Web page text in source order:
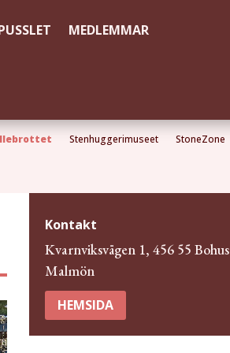
MEDLEMMAR
Stenhuggerimuseet StoneZone
Kontakt
Kvarnviksvägen 1, 456 55 Bohus
Malmön
HEMSIDA